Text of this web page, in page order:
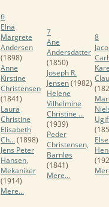
6
Elna
Margrete
Andersen
(1898)
Anne
Kirstine
Christensen
(1841)
Laura
Christine
Elisabeth
Ch...(1898)
Jens Peter
Hansen,
Mekaniker
(1914)
Mere...
7
Ane
Andersdatter
(1850)
Joseph R.
Jensen(1982)
Helene
Vilhelmine
Christine ...
(1939)
Peder
Christensen,
Barnløs
(1841)
Mere...
8